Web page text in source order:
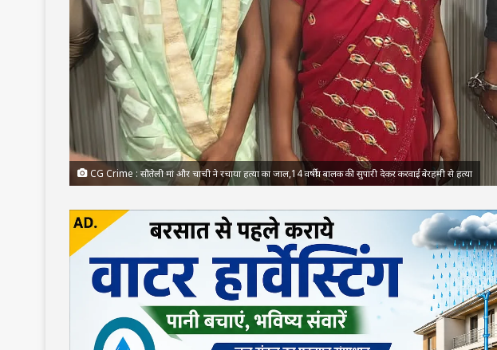
CG Crime : सौतेली मां और चाची ने रचाया हत्या का जाल,14 वर्षीय बालक की सुपारी देकर करवाई बेरहमी से हत्या